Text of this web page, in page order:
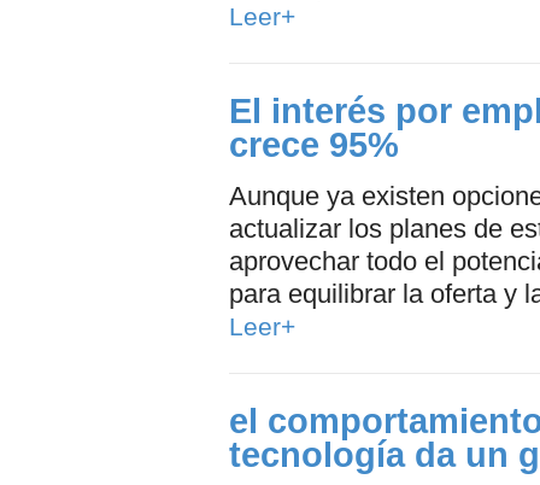
Leer+
El interés por
crece 95%
Aunque ya existen
actualizar los planes de
aprovechar todo el
para equilibrar la oferta y
Leer+
el
tecnología da un